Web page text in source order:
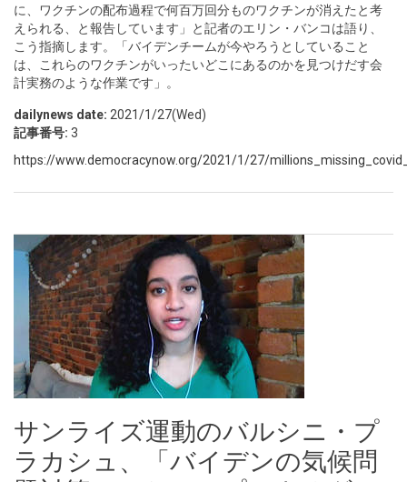
に、ワクチンの配布過程で何百万回分ものワクチンが消えたと考
えられる、と報告しています」と記者のエリン・バンコは語り、
こう指摘します。「バイデンチームが今やろうとしていること
は、これらのワクチンがいったいどこにあるのかを見つけだす会
計実務のような作業です」。
dailynews date: 2021/1/27(Wed)
記事番号: 3
https://www.democracynow.org/2021/1/27/
サンライズ運動のバルシニ・プ
ラカシュ、「バイデンの気候問